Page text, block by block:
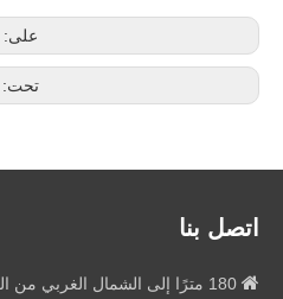
على:
تحت:
اتصل بنا
